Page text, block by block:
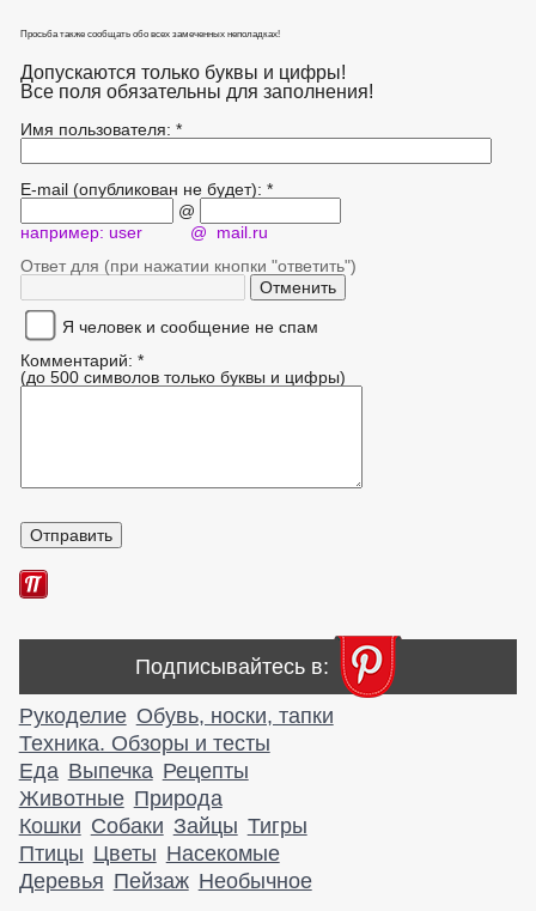
Просьба также сообщать обо всех замеченных неполадках!
Допускаются только буквы и цифры!
Все поля обязательны для заполнения!
Имя пользователя: *
E-mail (опубликован не будет): *
@
например: user @ mail.ru
Ответ для (при нажатии кнопки "ответить")
Я человек и сообщение не спам
Комментарий: *
(до 500 символов только буквы и цифры)
Подписывайтесь в:
Рукоделие Обувь, носки, тапки
Техника. Обзоры и тесты
Еда Выпечка Рецепты
Животные Природа
Кошки Собаки Зайцы Тигры
Птицы Цветы Насекомые
Деревья Пейзаж Необычное